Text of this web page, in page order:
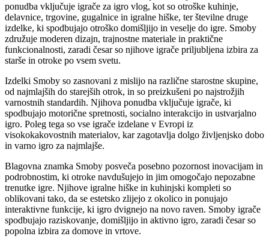
ponudba vključuje igrače za igro vlog, kot so otroške kuhinje,
delavnice, trgovine, gugalnice in igralne hiške, ter številne druge
izdelke, ki spodbujajo otroško domišljijo in veselje do igre. Smoby
združuje moderen dizajn, trajnostne materiale in praktične
funkcionalnosti, zaradi česar so njihove igrače priljubljena izbira za
starše in otroke po vsem svetu.
Izdelki Smoby so zasnovani z mislijo na različne starostne skupine,
od najmlajših do starejših otrok, in so preizkušeni po najstrožjih
varnostnih standardih. Njihova ponudba vključuje igrače, ki
spodbujajo motorične spretnosti, socialno interakcijo in ustvarjalno
igro. Poleg tega so vse igrače izdelane v Evropi iz
visokokakovostnih materialov, kar zagotavlja dolgo življenjsko dobo
in varno igro za najmlajše.
Blagovna znamka Smoby posveča posebno pozornost inovacijam in
podrobnostim, ki otroke navdušujejo in jim omogočajo nepozabne
trenutke igre. Njihove igralne hiške in kuhinjski kompleti so
oblikovani tako, da se estetsko zlijejo z okolico in ponujajo
interaktivne funkcije, ki igro dvignejo na novo raven. Smoby igrače
spodbujajo raziskovanje, domišljijo in aktivno igro, zaradi česar so
popolna izbira za domove in vrtove.